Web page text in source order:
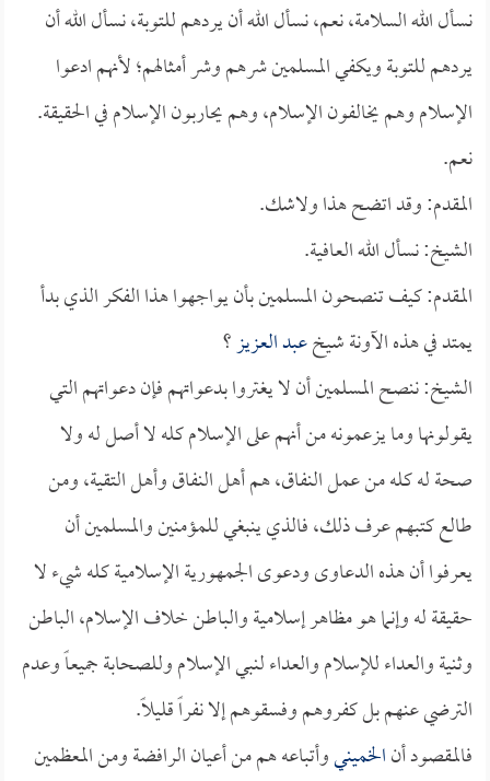
نسأل الله السلامة، نعم، نسأل الله أن يردهم للتوبة، نسأل الله أن
يردهم للتوبة ويكفي المسلمين شرهم وشر أمثالهم؛ لأنهم ادعوا
الإسلام وهم يخالفون الإسلام، وهم يحاربون الإسلام في الحقيقة.
نعم.
المقدم: وقد اتضح هذا ولاشك.
الشيخ: نسأل الله العافية.
المقدم: كيف تنصحون المسلمين بأن يواجهوا هذا الفكر الذي بدأ
يمتد في هذه الآونة شيخعبد العزيز؟
الشيخ: ننصح المسلمين أن لا يغتروا بدعواتهم فإن دعواتهم التي
يقولونها وما يزعمونه من أنهم على الإسلام كله لا أصل له ولا
صحة له كله من عمل النفاق، هم أهل النفاق وأهل التقية، ومن
طالع كتبهم عرف ذلك، فالذي ينبغي للمؤمنين والمسلمين أن
يعرفوا أن هذه الدعاوى ودعوى الجمهورية الإسلامية كله شيء لا
حقيقة له وإنما هو مظاهر إسلامية والباطن خلاف الإسلام، الباطن
وثنية والعداء للإسلام والعداء لنبي الإسلام وللصحابة جميعاً وعدم
الترضي عنهم بل كفروهم وفسقوهم إلا نفراً قليلاً.
فالمقصود أنالخمينيوأتباعه هم من أعيان الرافضة ومن المعظمين